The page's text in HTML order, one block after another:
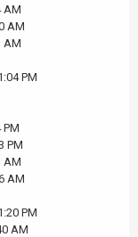
AM
AM
AM
PM
PM
PM
AM
AM
PM
AM